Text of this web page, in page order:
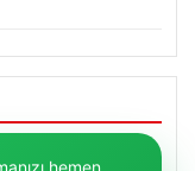
hemen